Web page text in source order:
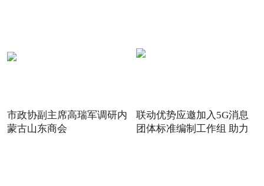
市政协副主席高瑞军调研内
蒙古山东商会
联动优势应邀加入5G消息
团体标准编制工作组 助力